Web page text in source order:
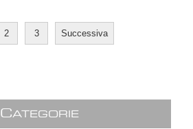
2 3 Successiva
CATEGORIE